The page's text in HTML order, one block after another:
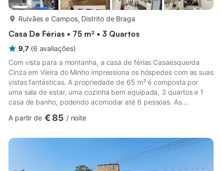
Ruivães e Campos, Distrito de Braga
Casa De Férias • 75 m² • 3 Quartos
9,7 (6 avaliações)
Com vista para a montanha, a casa de férias Casaesquerda
Cinza em Vieira do Minho impressiona os hóspedes com as suas
vistas fantásticas. A propriedade de 65 m² é composta por
uma sala de estar, uma cozinha bem equipada, 3 quartos e 1
casa de banho, podendo acomodar até 6 pessoas. As
com serviços de streaming, máquina de lavar roupa, consola de
alojamento dispõe de ar condicionado na sala e cozinha. O
espaço exterior privado oferece jardim e terraço aberto, além
A partir de € 85 / noite